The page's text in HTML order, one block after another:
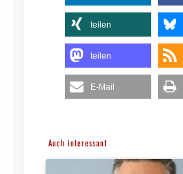
teilen
teilen
E-Mail
Auch interessant